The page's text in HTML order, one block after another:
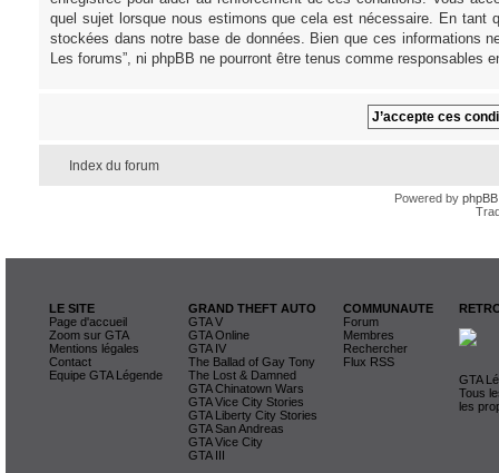
quel sujet lorsque nous estimons que cela est nécessaire. En tant
stockées dans notre base de données. Bien que ces informations
Les forums”, ni phpBB ne pourront être tenus comme
Index du forum
Powered by phpBB
LE SITE
Page d'accueil
Zoom sur GTA
Mentions légales
Contact
Equipe GTA Légende
GRAND THEFT AUTO
GTA V
GTA Online
GTA IV
The Ballad of Gay Tony
The Lost & Damned
GTA Chinatown Wars
GTA Vice City Stories
GTA Liberty City Stories
GTA San Andreas
GTA Vice City
GTA III
COMMUNAUTE
Forum
Membres
Rechercher
Flux RSS
GTA
Tous
les